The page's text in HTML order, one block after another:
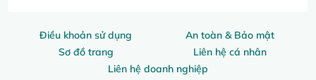
Điều khoản sử dụng
An toàn & Bảo mật
Sơ đồ trang
Liên hệ cá nhân
Liên hệ doanh nghiệp